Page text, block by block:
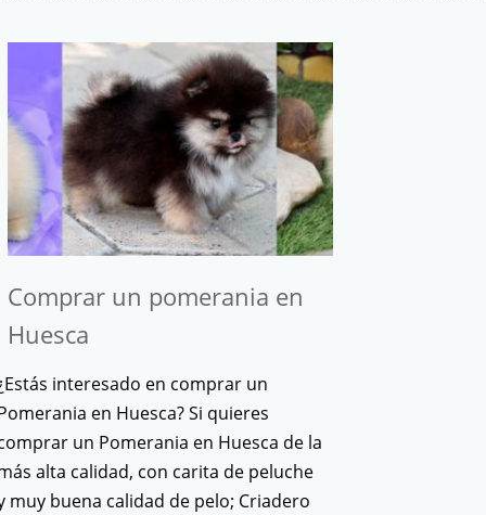
Comprar un pomerania en
Huesca
interesado en comprar un
en Huesca? Si quieres
un Pomerania en Huesca de la
alta calidad, con carita de peluche
muy buena calidad de pelo; Criadero